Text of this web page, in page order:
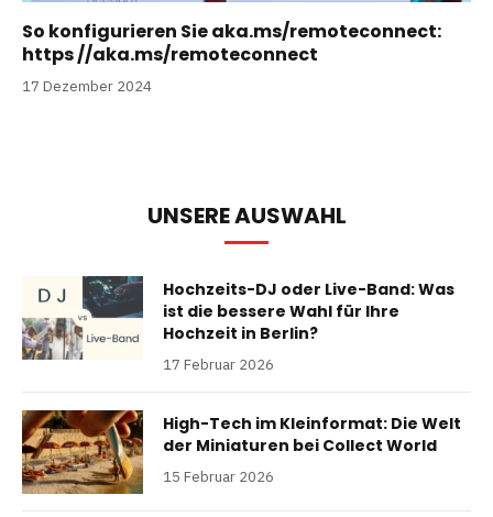
So konfigurieren Sie aka.ms/remoteconnect:
https //aka.ms/remoteconnect
17 Dezember 2024
UNSERE AUSWAHL
Hochzeits-DJ oder Live-Band: Was
ist die bessere Wahl für Ihre
Hochzeit in Berlin?
17 Februar 2026
High-Tech im Kleinformat: Die Welt
der Miniaturen bei Collect World
15 Februar 2026